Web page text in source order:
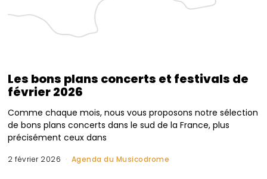
Les bons plans concerts et festivals de
février 2026
Comme chaque mois, nous vous proposons notre sélection
de bons plans concerts dans le sud de la France, plus
précisément ceux dans
2 février 2026 Agenda du Musicodrome